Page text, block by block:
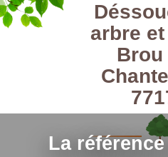
La
arbre
Brou